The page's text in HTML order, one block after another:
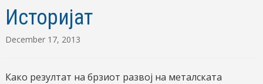
Историјат
December 17, 2013
Како резултат на брзиот развој на металската